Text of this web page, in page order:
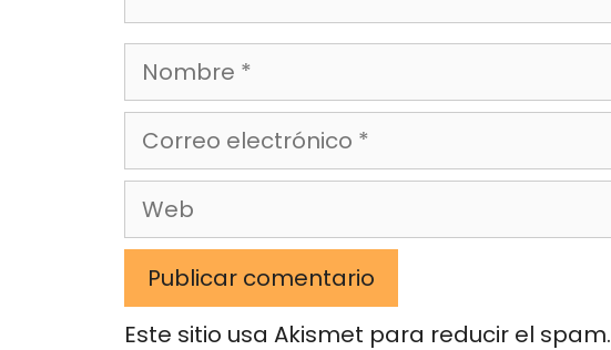
Nombre
Correo
electrónico
Web
Este sitio usa Akismet para reducir el spam.